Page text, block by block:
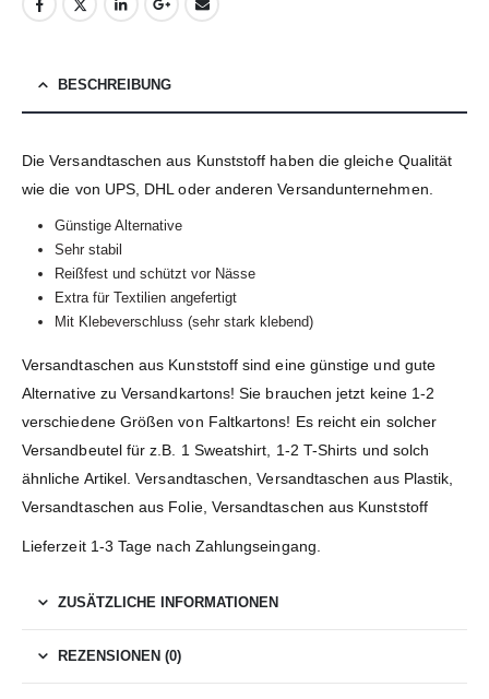
BESCHREIBUNG
Die Versandtaschen aus Kunststoff haben die gleiche Qualität
wie die von UPS, DHL oder anderen Versandunternehmen.
Günstige Alternative
Sehr stabil
Reißfest und schützt vor Nässe
Extra für Textilien angefertigt
Mit Klebeverschluss (sehr stark klebend)
Versandtaschen aus Kunststoff sind eine günstige und gute
Alternative zu Versandkartons! Sie brauchen jetzt keine 1-2
verschiedene Größen von Faltkartons! Es reicht ein solcher
Versandbeutel für z.B. 1 Sweatshirt, 1-2 T-Shirts und solch
ähnliche Artikel. Versandtaschen, Versandtaschen aus Plastik,
Versandtaschen aus Folie, Versandtaschen aus Kunststoff
Lieferzeit 1-3 Tage nach Zahlungseingang.
ZUSÄTZLICHE INFORMATIONEN
REZENSIONEN (0)